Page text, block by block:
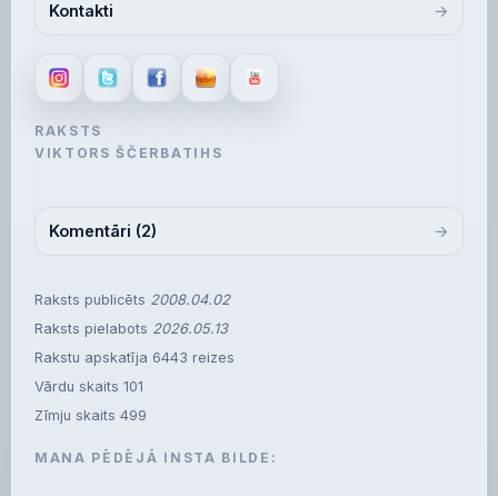
Kontakti
RAKSTS
VIKTORS ŠČERBATIHS
Komentāri (2)
Raksts publicēts 2008.04.02
Raksts pielabots 2026.05.13
Rakstu apskatīja 6443 reizes
Vārdu skaits 101
Zīmju skaits 499
MANA PĒDĒJĀ INSTA BILDE: